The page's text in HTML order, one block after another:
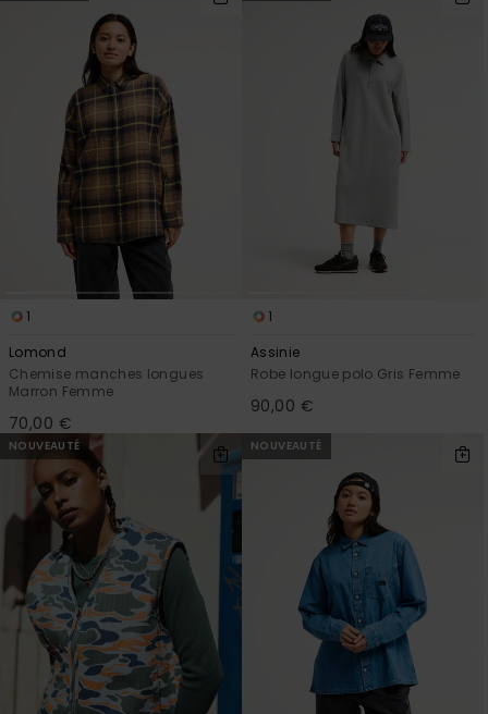
1
Lomond
Chemise manches longues
Marron Femme
70,00 €
1
Assinie
Robe longue polo Gris Femme
90,00 €
NOUVEAUTÉ NOUVEAUTÉ